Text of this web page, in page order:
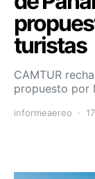
turistas
CAMTUR
propuesto por
informeaereo